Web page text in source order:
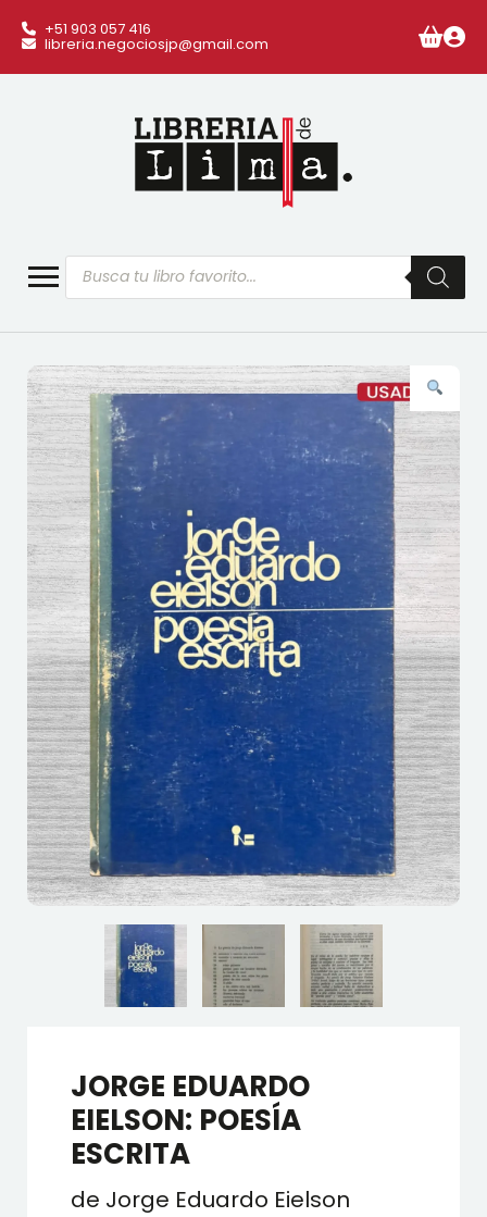
+51 903 057 416
libreria.negociosjp@gmail.com
Búsqueda
de
productos
JORGE EDUARDO
EIELSON: POESÍA
ESCRITA
de Jorge Eduardo Eielson